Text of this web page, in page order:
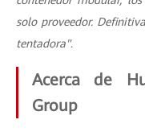
solo proveedor.
tentadora".
Acerca de
Group